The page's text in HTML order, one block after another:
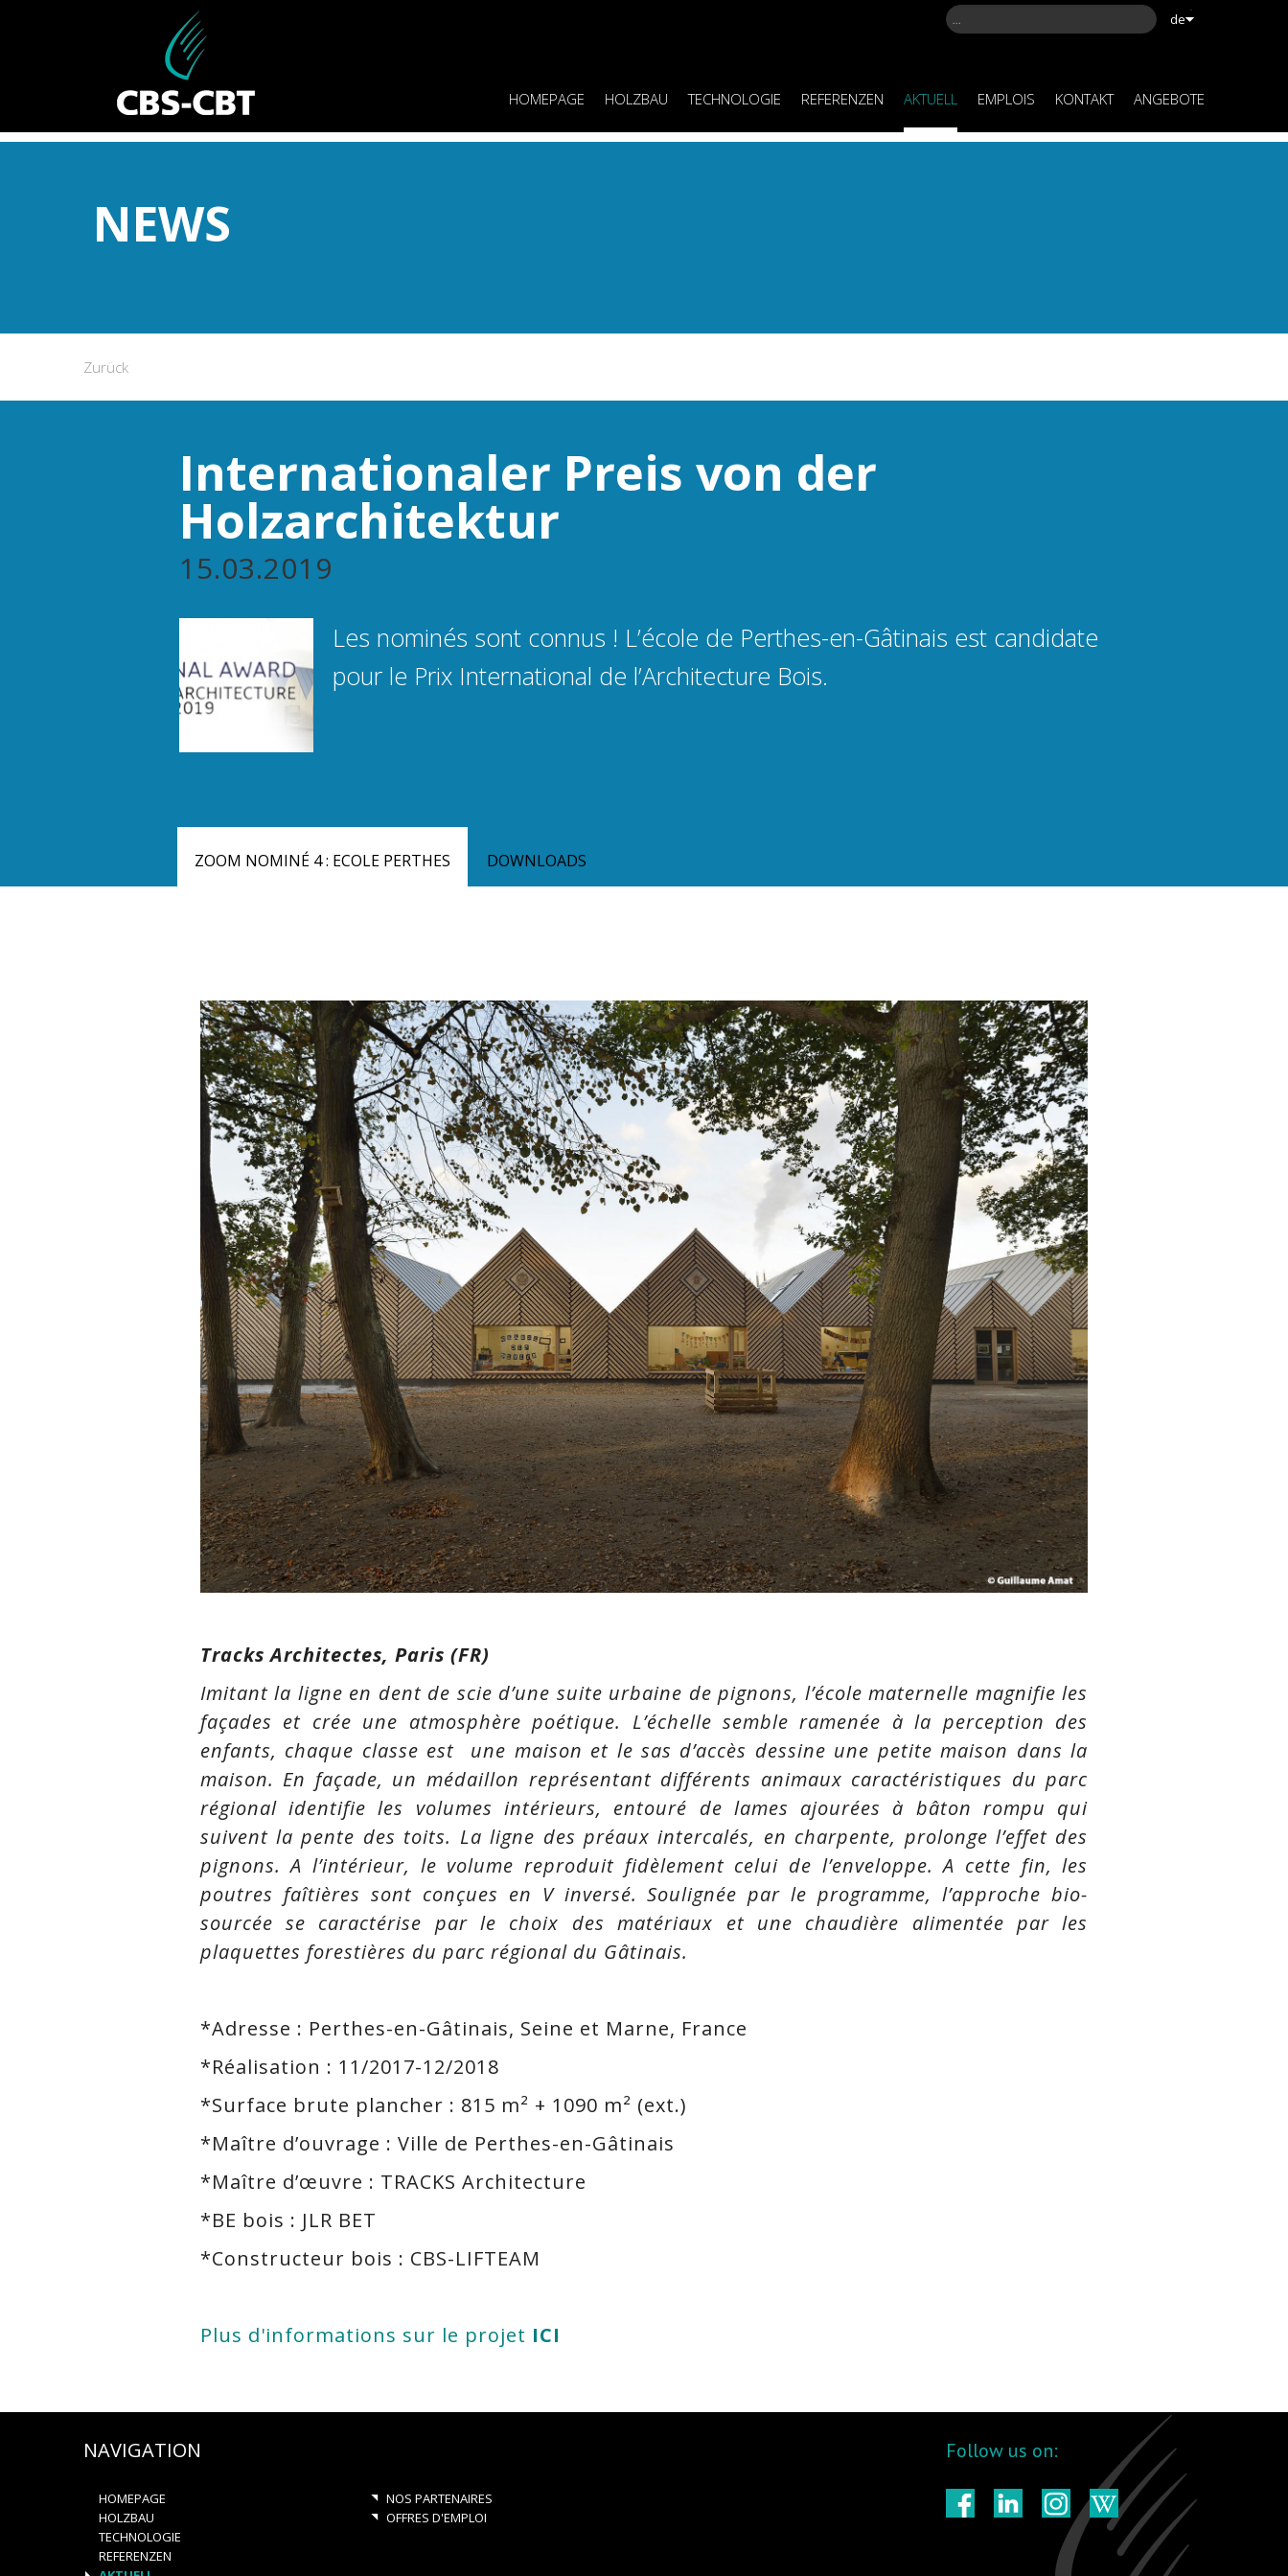
de
HOMEPAGE HOLZBAU TECHNOLOGIE REFERENZEN AKTUELL EMPLOIS KONTAKT ANGEBOTE
NEWS
Zurück
Internationaler Preis von der
Holzarchitektur
15.03.2019
Les nominés sont connus ! L’école de Perthes-en-Gâtinais est candidate
pour le Prix International de l’Architecture Bois.
ZOOM NOMINÉ 4 : ECOLE PERTHES DOWNLOADS
Tracks Architectes, Paris (FR)
Imitant la ligne en dent de scie d’une suite urbaine de pignons, l’école maternelle magnifie les
façades et crée une atmosphère poétique. L’échelle semble ramenée à la perception des
enfants, chaque classe est une maison et le sas d’accès dessine une petite maison dans la
maison. En façade, un médaillon représentant différents animaux caractéristiques du parc
régional identifie les volumes intérieurs, entouré de lames ajourées à bâton rompu qui
suivent la pente des toits. La ligne des préaux intercalés, en charpente, prolonge l’effet des
pignons. A l’intérieur, le volume reproduit fidèlement celui de l’enveloppe. A cette fin, les
poutres faîtières sont conçues en V inversé. Soulignée par le programme, l’approche bio-
sourcée se caractérise par le choix des matériaux et une chaudière alimentée par les
plaquettes forestières du parc régional du Gâtinais.
*Adresse : Perthes-en-Gâtinais, Seine et Marne, France
*Réalisation : 11/2017-12/2018
*Surface brute plancher : 815 m² + 1090 m² (ext.)
*Maître d’ouvrage : Ville de Perthes-en-Gâtinais
*Maître d’œuvre : TRACKS Architecture
*BE bois : JLR BET
*Constructeur bois : CBS-LIFTEAM
Plus d'informations sur le projet ICI
NAVIGATION
HOMEPAGE
HOLZBAU
TECHNOLOGIE
REFERENZEN
NOS PARTENAIRES
OFFRES D'EMPLOI
Follow us on: